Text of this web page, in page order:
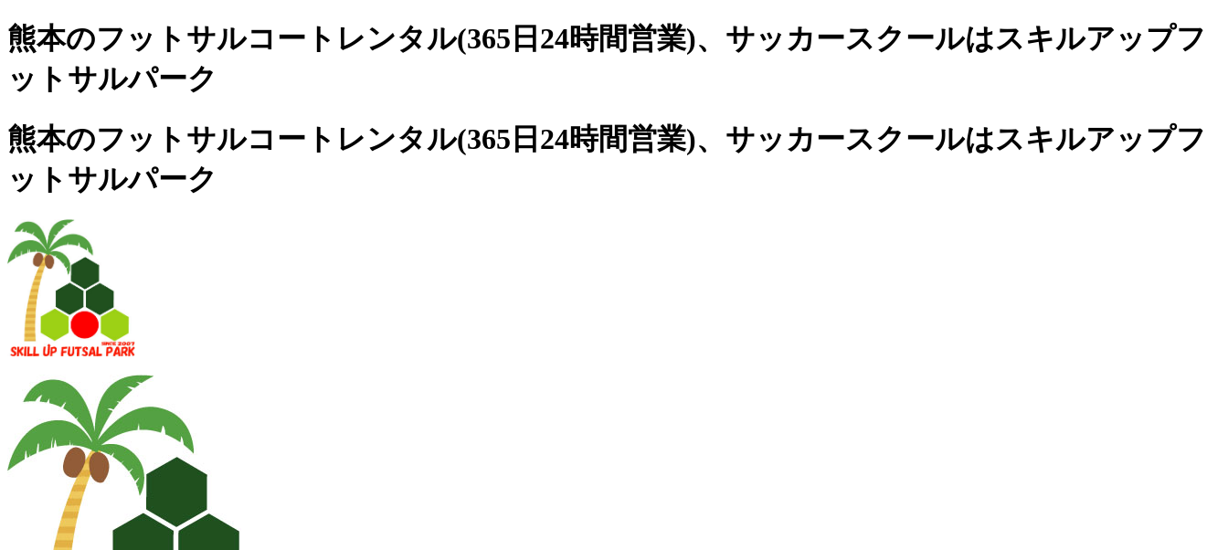
熊本のフットサルコートレンタル(365日24時間営業)、 サッカースクールはスキルアップフ
ットサルパーク
熊本のフットサルコートレンタル(365日24時間営業)、サッカースクールはスキルアップフ
ットサルパーク